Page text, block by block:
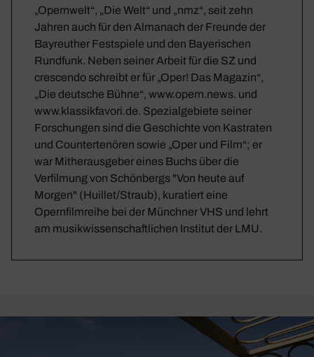
„Opernwelt“, „Die Welt“ und „nmz“, seit zehn
Jahren auch für den Almanach der Freunde der
Bayreuther Festspiele und den Bayerischen
Rundfunk. Neben seiner Arbeit für die SZ und
crescendo schreibt er für „Oper! Das Magazin“,
„Die deutsche Bühne“, www.opern.news. und
www.klassikfavori.de. Spezialgebiete seiner
Forschungen sind die Geschichte von Kastraten
und Countertenören sowie „Oper und Film“; er
war Mitherausgeber eines Buchs über die
Verfilmung von Schönbergs "Von heute auf
Morgen" (Huillet/Straub), kuratiert eine
Opernfilmreihe bei der Münchner VHS und lehrt
am musikwissenschaftlichen Institut der LMU.